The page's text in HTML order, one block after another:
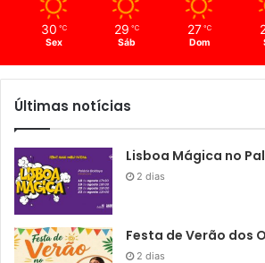
30 ℃
Sex
29 ℃
Sáb
27 ℃
Dom
Últimas notícias
Lisboa Mágica no
2 dias
Festa de Verão dos
2 dias